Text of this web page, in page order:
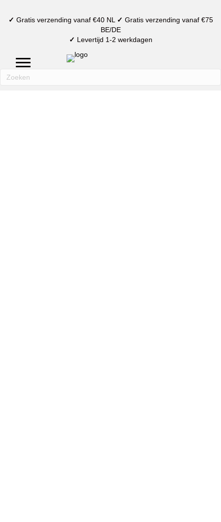
✓ Gratis verzending vanaf €40 NL ✓ Gratis verzending vanaf €75
BE/DE
✓ Levertijd 1-2 werkdagen